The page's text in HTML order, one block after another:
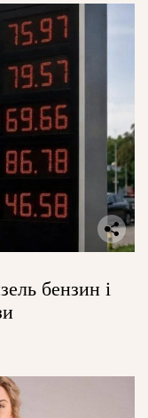
бензин і